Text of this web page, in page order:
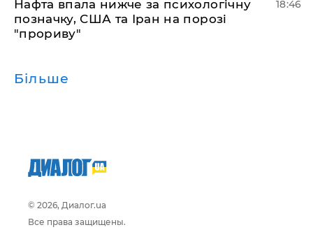
​Нафта впала нижче за психологічну
позначку, США та Іран на порозі
"прориву"
18:46
Більше
© 2026, Диалог.ua
Все права защищены.